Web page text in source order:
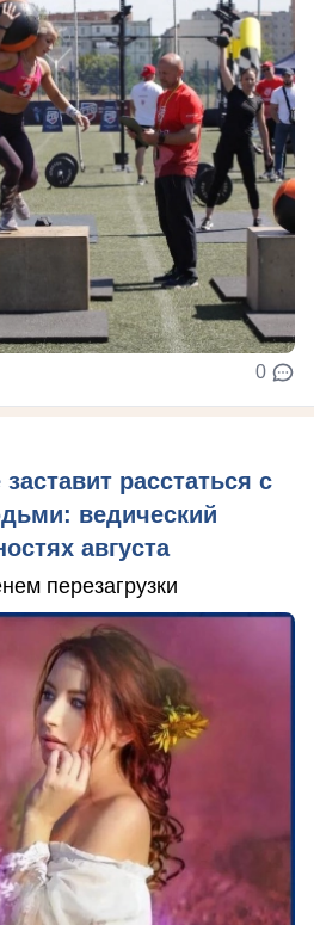
0
расстаться с
ведический
августа
перезагрузки